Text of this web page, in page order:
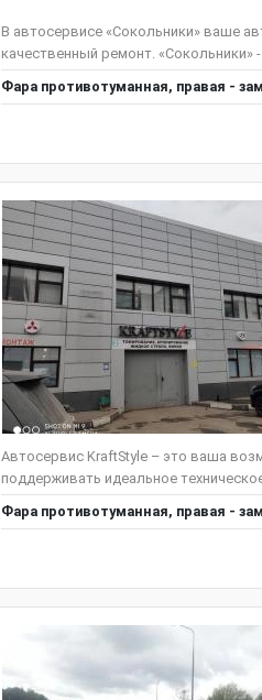
В автосервисе «Сокольники» ваше
качественный ремонт.
Фара противотуманная, правая -
Автосервис KraftStyle – это ваша
поддерживать идеальное
Фара противотуманная, правая -